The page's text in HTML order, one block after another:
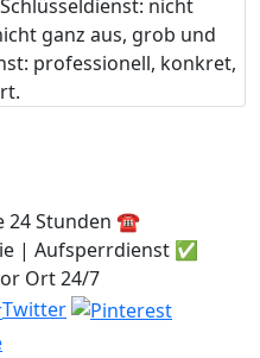
nicht
ganz aus, grob und
professionell, konkret,
24 Stunden ☎️
| Aufsperrdienst ✅
Ort 24/7
Twitter